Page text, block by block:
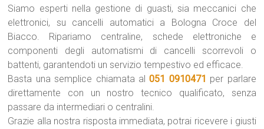
Siamo esperti nella gestione di guasti, sia meccanici che
elettronici, su cancelli automatici a Bologna Croce del
Biacco. Ripariamo centraline, schede elettroniche e
componenti degli automatismi di cancelli scorrevoli o
battenti, garantendoti un servizio tempestivo ed efficace.
Basta una semplice chiamata al051 0910471 per parlare
direttamente con un nostro tecnico qualificato, senza
passare da intermediari o centralini.
Grazie alla nostra risposta immediata, potrai ricevere i giusti